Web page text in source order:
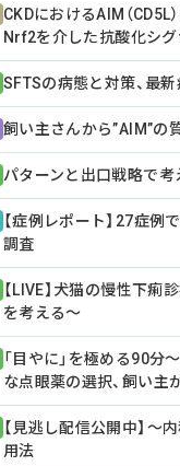
CKDにおけるAIM（CD5L
Nrf2を介した抗酸化シ
SFTSの病態と対策、最新
飼い主さんから”AIM”の
パターンと出口戦略で
【症例レポート】27症例
調査
【LIVE】犬猫の慢性下
を考える～
「目やに」を極める90分
な点眼薬の選択、飼い主
【見逃し配信公開中】～
用法